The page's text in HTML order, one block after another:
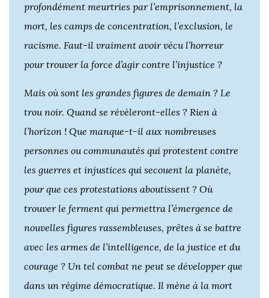
profondément meurtries par l’emprisonnement, la
mort, les camps de concentration, l’exclusion, le
racisme. Faut-il vraiment avoir vécu l’horreur
pour trouver la force d’agir contre l’injustice ?
Mais où sont les grandes figures de demain ? Le
trou noir. Quand se révèleront-elles ? Rien à
l’horizon ! Que manque-t-il aux nombreuses
personnes ou communautés qui protestent contre
les guerres et injustices qui secouent la planète,
pour que ces protestations aboutissent ? Où
trouver le ferment qui permettra l’émergence de
nouvelles figures rassembleuses, prêtes à se battre
avec les armes de l’intelligence, de la justice et du
courage ? Un tel combat ne peut se développer que
dans un régime démocratique. Il mène à la mort